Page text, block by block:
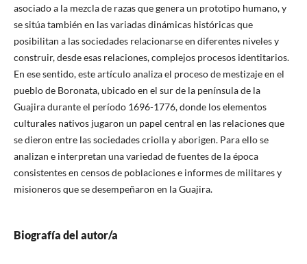
asociado a la mezcla de razas que genera un prototipo humano, y
se sitúa también en las variadas dinámicas históricas que
posibilitan a las sociedades relacionarse en diferentes niveles y
construir, desde esas relaciones, complejos procesos identitarios.
En ese sentido, este artículo analiza el proceso de mestizaje en el
pueblo de Boronata, ubicado en el sur de la península de la
Guajira durante el período 1696-1776, donde los elementos
culturales nativos jugaron un papel central en las relaciones que
se dieron entre las sociedades criolla y aborigen. Para ello se
analizan e interpretan una variedad de fuentes de la época
consistentes en censos de poblaciones e informes de militares y
misioneros que se desempeñaron en la Guajira.
Biografía del autor/a